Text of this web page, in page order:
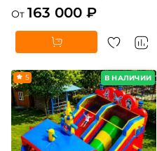
От 163 000 ₽
В НАЛИЧИИ
5